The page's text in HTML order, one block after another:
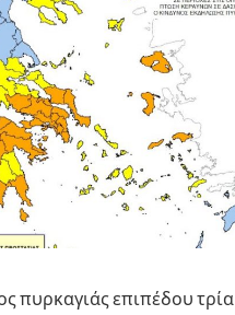
πυρκαγιάς επιπέδου τρία